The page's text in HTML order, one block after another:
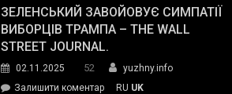
ЗЕЛЕНСЬКИЙ ЗАВОЙОВУЄ СИМПАТІЇ
ВИБОРЦІВ ТРАМПА – THE WALL
STREET JOURNAL.
02.11.2025 52
yuzhny.info
Залишити коментарon
RU UK